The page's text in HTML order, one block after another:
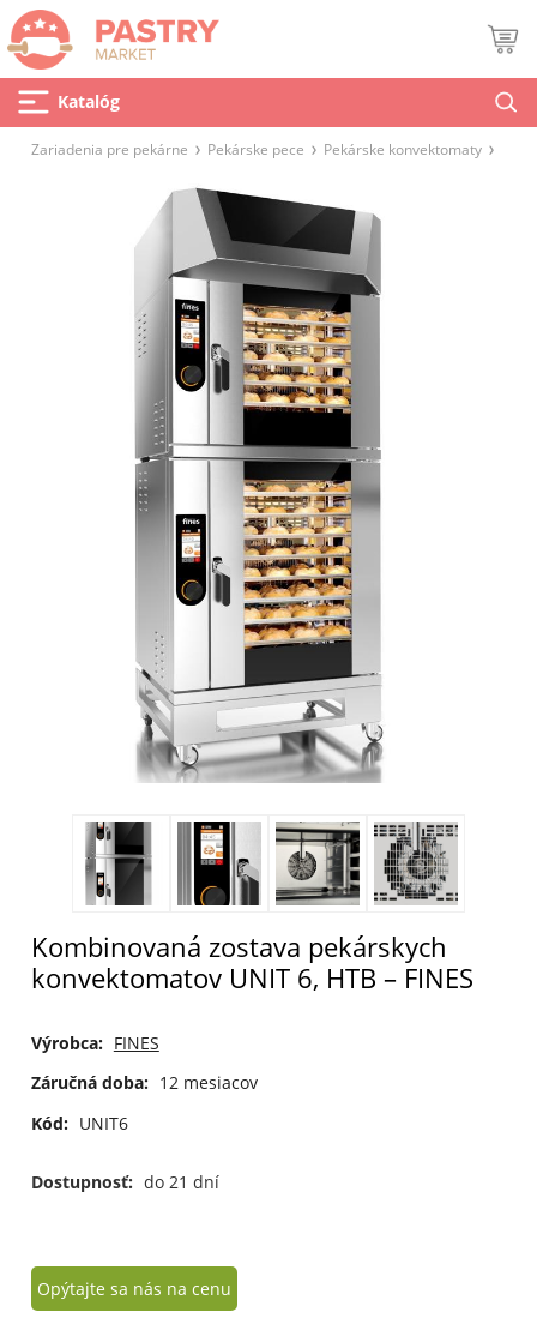
Katalóg
Zariadenia pre pekárne Pekárske pece Pekárske konvektomaty
Kombinovaná zostava pekárskych
konvektomatov UNIT 6, HTB – FINES
Výrobca: FINES
Záručná doba: 12 mesiacov
Kód: UNIT6
Dostupnosť: do 21 dní
Opýtajte sa nás na cenu